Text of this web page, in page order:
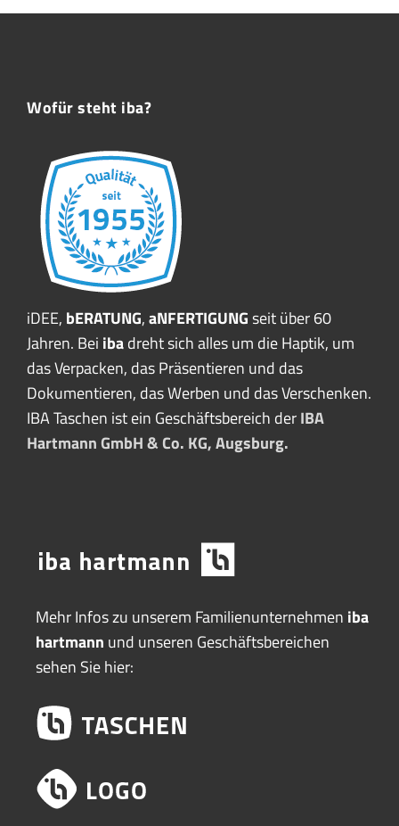
Wofür steht iba?
iDEE, bERATUNG,aNFERTIGUNGseit über 60
Jahren. Bei ibadreht sich alles um die Haptik, um
das Verpacken, das Präsentieren und das
Dokumentieren, das Werben und das Verschenken.
IBA Taschen ist ein Geschäftsbereich derIBA
Hartmann GmbH & Co. KG, Augsburg.
Mehr Infos zu unserem Familienunternehmen iba
hartmann und unseren Geschäftsbereichen
sehen Sie hier: